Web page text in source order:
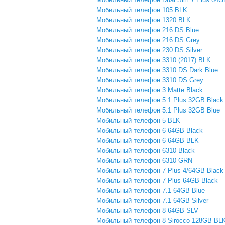
Мобильный телефон 105 BLK
Мобильный телефон 1320 BLK
Мобильный телефон 216 DS Blue
Мобильный телефон 216 DS Grey
Мобильный телефон 230 DS Silver
Мобильный телефон 3310 (2017) BLK
Мобильный телефон 3310 DS Dark Blue
Мобильный телефон 3310 DS Grey
Мобильный телефон 3 Matte Black
Мобильный телефон 5.1 Plus 32GB Black
Мобильный телефон 5.1 Plus 32GB Blue
Мобильный телефон 5 BLK
Мобильный телефон 6 64GB Black
Мобильный телефон 6 64GB BLK
Мобильный телефон 6310 Black
Мобильный телефон 6310 GRN
Мобильный телефон 7 Plus 4/64GB Black
Мобильный телефон 7 Plus 64GB Black
Мобильный телефон 7.1 64GB Blue
Мобильный телефон 7.1 64GB Silver
Мобильный телефон 8 64GB SLV
Мобильный телефон 8 Sirocco 128GB